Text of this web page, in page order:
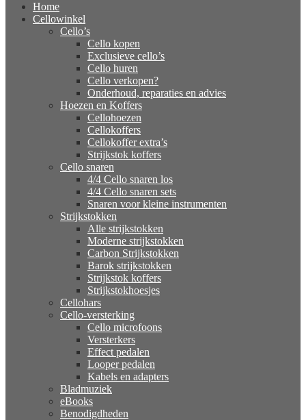
Home
Cellowinkel
Cello’s
Cello kopen
Exclusieve cello’s
Cello huren
Cello verkopen?
Onderhoud, reparaties en advies
Hoezen en Koffers
Cellohoezen
Cellokoffers
Cellokoffer extra’s
Strijkstok koffers
Cello snaren
4/4 Cello snaren los
4/4 Cello snaren sets
Snaren voor kleine instrumenten
Strijkstokken
Alle strijkstokken
Moderne strijkstokken
Carbon Strijkstokken
Barok strijkstokken
Strijkstok koffers
Strijkstokhoesjes
Cellohars
Cello-versterking
Cello microfoons
Versterkers
Effect pedalen
Looper pedalen
Kabels en adapters
Bladmuziek
eBooks
Benodigdheden